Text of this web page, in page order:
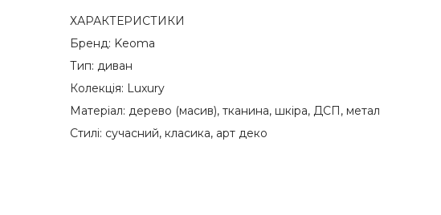
ХАРАКТЕРИСТИКИ
Бренд: Keoma
Тип: диван
Колекція: Luxury
Матеріал: дерево (масив), тканина, шкіра, ДСП, метал
Стилі: сучасний, класика, арт деко